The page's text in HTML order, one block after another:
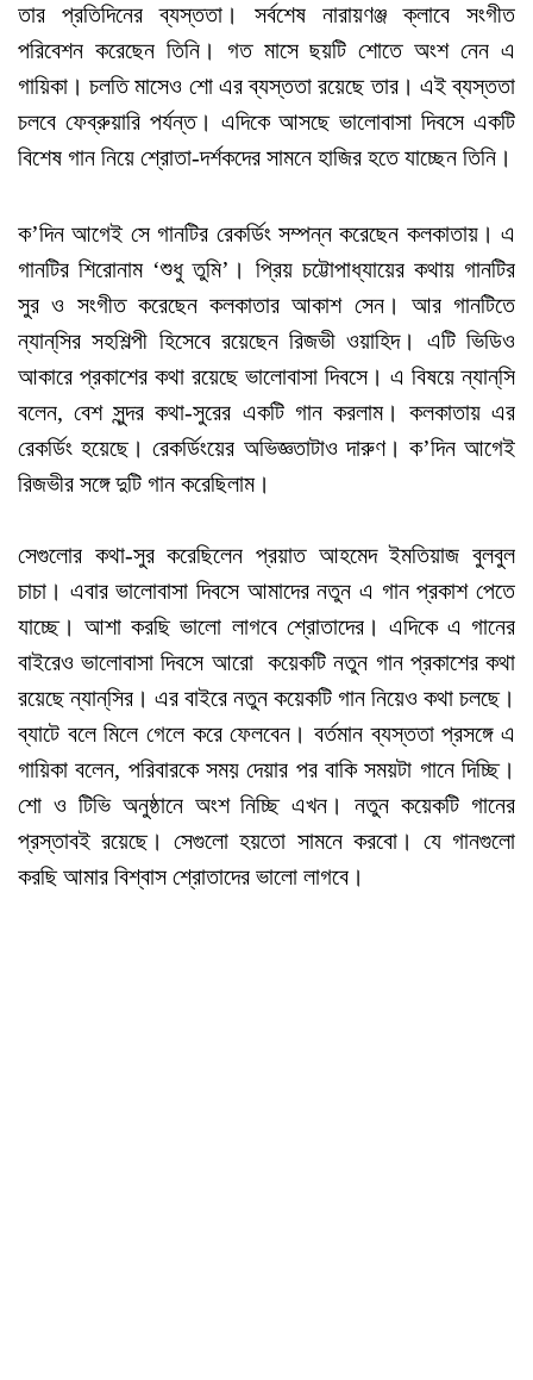
তার প্রতিদিনের ব্যস্ততা। সর্বশেষ নারায়ণঞ্জ ক্লাবে সংগীত
পরিবেশন করেছেন তিনি। গত মাসে ছয়টি শোতে অংশ নেন এ
গায়িকা। চলতি মাসেও শো এর ব্যস্ততা রয়েছে তার। এই ব্যস্ততা
চলবে ফেব্রুয়ারি পর্যন্ত। এদিকে আসছে ভালোবাসা দিবসে একটি
বিশেষ গান নিয়ে শ্রোতা-দর্শকদের সামনে হাজির হতে যাচ্ছেন তিনি।
ক’দিন আগেই সে গানটির রেকর্ডিং সম্পন্ন করেছেন কলকাতায়। এ
গানটির শিরোনাম ‘শুধু তুমি’। প্রিয় চট্টোপাধ্যায়ের কথায় গানটির
সুর ও সংগীত করেছেন কলকাতার আকাশ সেন। আর গানটিতে
ন্যান্‌সির সহশিল্পী হিসেবে রয়েছেন রিজভী ওয়াহিদ। এটি ভিডিও
আকারে প্রকাশের কথা রয়েছে ভালোবাসা দিবসে। এ বিষয়ে ন্যান্‌সি
বলেন, বেশ সুন্দর কথা-সুরের একটি গান করলাম। কলকাতায় এর
রেকর্ডিং হয়েছে। রেকর্ডিংয়ের অভিজ্ঞতাটাও দারুণ। ক’দিন আগেই
রিজভীর সঙ্গে দুটি গান করেছিলাম।
সেগুলোর কথা-সুর করেছিলেন প্রয়াত আহমেদ ইমতিয়াজ বুলবুল
চাচা। এবার ভালোবাসা দিবসে আমাদের নতুন এ গান প্রকাশ পেতে
যাচ্ছে। আশা করছি ভালো লাগবে শ্রোতাদের। এদিকে এ গানের
বাইরেও ভালোবাসা দিবসে আরো কয়েকটি নতুন গান প্রকাশের কথা
রয়েছে ন্যান্‌সির। এর বাইরে নতুন কয়েকটি গান নিয়েও কথা চলছে।
ব্যাটে বলে মিলে গেলে করে ফেলবেন। বর্তমান ব্যস্ততা প্রসঙ্গে এ
গায়িকা বলেন, পরিবারকে সময় দেয়ার পর বাকি সময়টা গানে দিচ্ছি।
শো ও টিভি অনুষ্ঠানে অংশ নিচ্ছি এখন। নতুন কয়েকটি গানের
প্রস্তাবই রয়েছে। সেগুলো হয়তো সামনে করবো। যে গানগুলো
করছি আমার বিশ্বাস শ্রোতাদের ভালো লাগবে।